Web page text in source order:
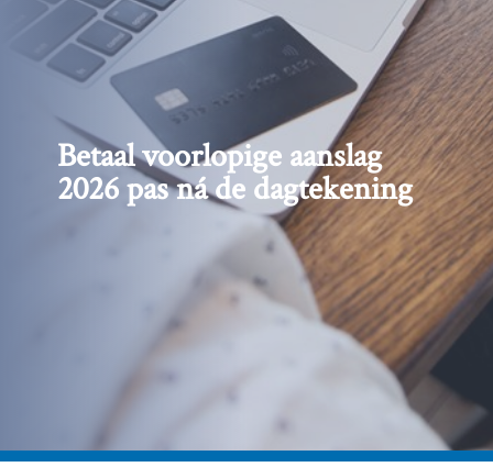
Betaal voorlopige aanslag
2026 pas ná de dagtekening